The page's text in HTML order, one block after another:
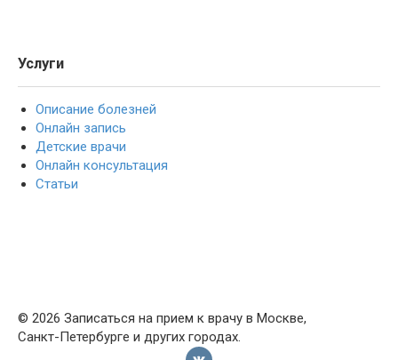
Услуги
Описание болезней
Онлайн запись
Детские врачи
Онлайн консультация
Статьи
© 2026 Записаться на прием к врачу в Москве,
Санкт-Петербурге и других городах.